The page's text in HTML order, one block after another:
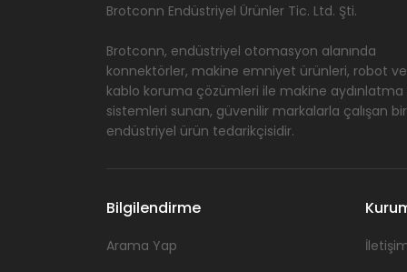
Brotconn Endüstriyel Ürünler Tic. Ltd. Şti.
Brotconn, endüstriyel otomasyon alanında
konnektörler, makine emniyet ürünleri, robot ve
kablo koruma çözümleri ile makine aydınlatma
sistemleri sunan, güvenilir markalarla çalışan bir
endüstriyel ürün tedarikçisidir.
Bilgilendirme
Arama Yap